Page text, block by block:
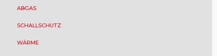
ABGAS
SCHALLSCHUTZ
WÄRME